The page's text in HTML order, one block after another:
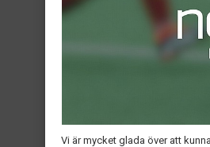
Vi är mycket glada över att